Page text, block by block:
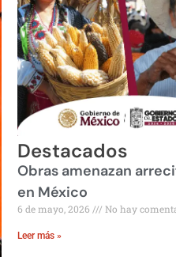
Destacados
Obras amenazan
en México
6 de mayo, 2026 No hay
Leer más »